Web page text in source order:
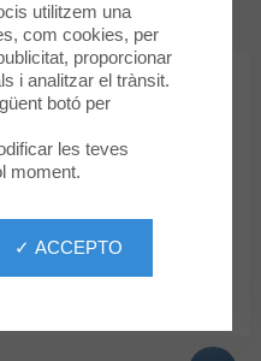
d'Informaciò
utilitzem una
com cookies, per
proporcionar
i analitzar el trànsit.
botó per
les teves
moment.
✓ ACCEPTO